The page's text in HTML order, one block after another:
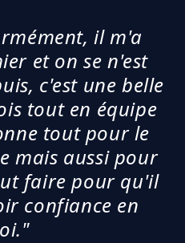
il m'a
et on se n'est
c'est une belle
tout en équipe
tout pour le
mais aussi pour
faire pour qu'il
confiance en